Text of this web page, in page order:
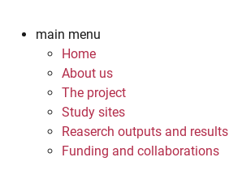
main menu
Home
About us
The project
Study sites
Reaserch outputs and results
Funding and collaborations